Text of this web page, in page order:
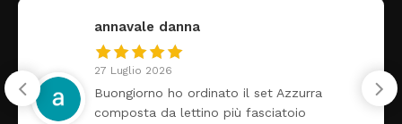
Azzurra
Tutti perfetto! Ho ordinato
arrivato ben imballato dopo